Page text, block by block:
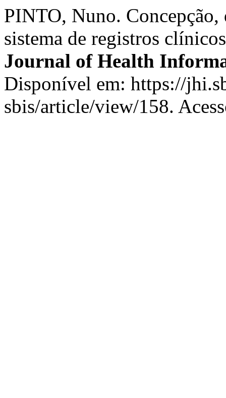
PINTO, Nuno.
sistema de registros
Journal of Health
Disponível em: https://
sbis/article/view/158.